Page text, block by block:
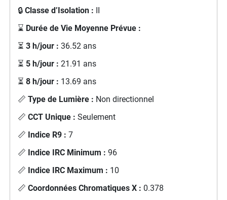
🔒 Classe d’Isolation : II
⌛ Durée de Vie Moyenne Prévue :
⏳ 3 h/jour : 36.52 ans
⏳ 5 h/jour : 21.91 ans
⏳ 8 h/jour : 13.69 ans
📏 Type de Lumière : Non directionnel
📏 CCT Unique : Seulement
📏 Indice R9 : 7
📏 Indice IRC Minimum : 96
📏 Indice IRC Maximum : 10
📏 Coordonnées Chromatiques X : 0.378